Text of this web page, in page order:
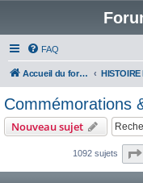
FAQ
Accueil du forum
Commémorations
Nouveau sujet
1092 sujets